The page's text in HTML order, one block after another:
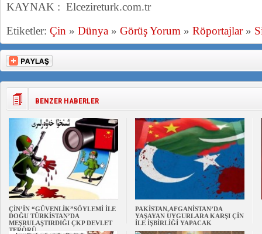
KAYNAK : Elcezireturk.com.tr
Etiketler: Çin » Dünya » Görüş Yorum » Röportajlar»
BENZER HABERLER
ÇİN’İN “GÜVENLİK”SÖYLEMİ İLE
DOĞU TÜRKİSTAN’DA
MEŞRULAŞTIRDIĞI ÇKP DEVLET
TERÖRÜ
PAKİSTAN,AFGANİSTAN’DA
YAŞAYAN UYGURLARA KARŞI ÇİN
İLE İŞBİRLİĞİ YAPACAK